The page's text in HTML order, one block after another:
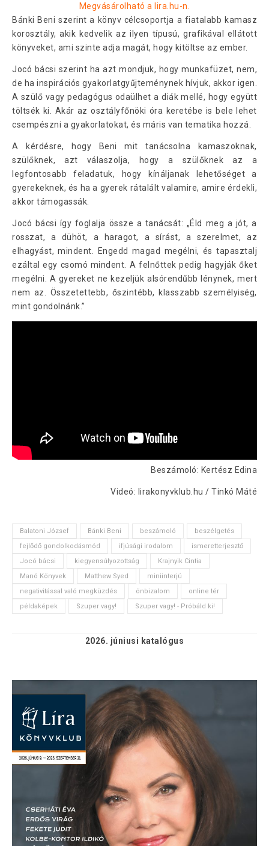
Megvásárolható a lira.hu-n.
Bánki Beni szerint a könyv célcsoportja a fiatalabb kamasz
korosztály, akik kedvelik az ilyen típusú, grafikával ellátott
könyveket, ami szinte adja magát, hogy kitöltse az ember.
Jocó bácsi szerint ha azt mondjuk, hogy munkafüzet, nem,
de ha inspirációs gyakorlatgyűjteménynek hívjuk, akkor igen.
A szülő vagy pedagógus odaülhet a diák mellé, hogy együtt
töltsék ki. Akár az osztályfőnöki óra keretébe is bele lehet
csempészni a gyakorlatokat, és máris van tematika hozzá.
A kérdésre, hogy Beni mit tanácsolna kamaszoknak,
szülőknek, azt válaszolja, hogy a szülőknek az a
legfontosabb feladatuk, hogy kínáljanak lehetőséget a
gyerekeknek, és ha a gyerek rátalált valamire, amire érdekli,
akkor támogassák.
Jocó bácsi így foglalja össze a tanácsát: „Éld meg a jót, a
rosszat, a dühöt, a haragot, a sírást, a szerelmet, az
elhagyást, mindent. Engedd magad megélni, és tapasztalj
ezáltal egy csomó mindent. A felnőttek pedig hagyják őket
megélni. A gyereket ne kezeljük alsórendűbb lénynek, mert
nem az. Összetettebb, őszintébb, klasszabb személyiség,
mint gondolnánk.”
Beszámoló: Kertész Edina
Videó: lirakonyvklub.hu / Tinkó Máté
Balatoni József Bánki Beni beszámoló
beszélgetés
fejlődő gondolkodásmód
ifjúsági irodalom
ismeretterjesztő
Jocó bácsi
kiegyensúlyozottság
Krajnyik Cintia
Manó Könyvek
Matthew Syed
miniinterjú
negativitással való megküzdés
önbizalom
online tér
példaképek
Szuper vagy! Szuper vagy! - Próbáld ki!
2026. júniusi katalógus